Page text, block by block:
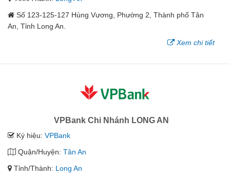
Số 123-125-127 Hùng Vương, Phường 2, Thành phố Tân
An, Tỉnh Long An.
Xem chi tiết
VPBank Chi Nhánh LONG AN
Ký hiệu: VPBank
Quận/Huyện: Tân An
Tỉnh/Thành: Long An